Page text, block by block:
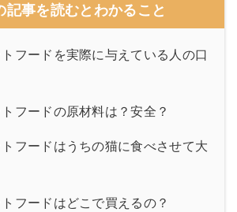
記事を読むとわかること
トフードを実際に与えている人の口
トフードの原材料は？安全？
トフードはうちの猫に食べさせて大
トフードはどこで買えるの？